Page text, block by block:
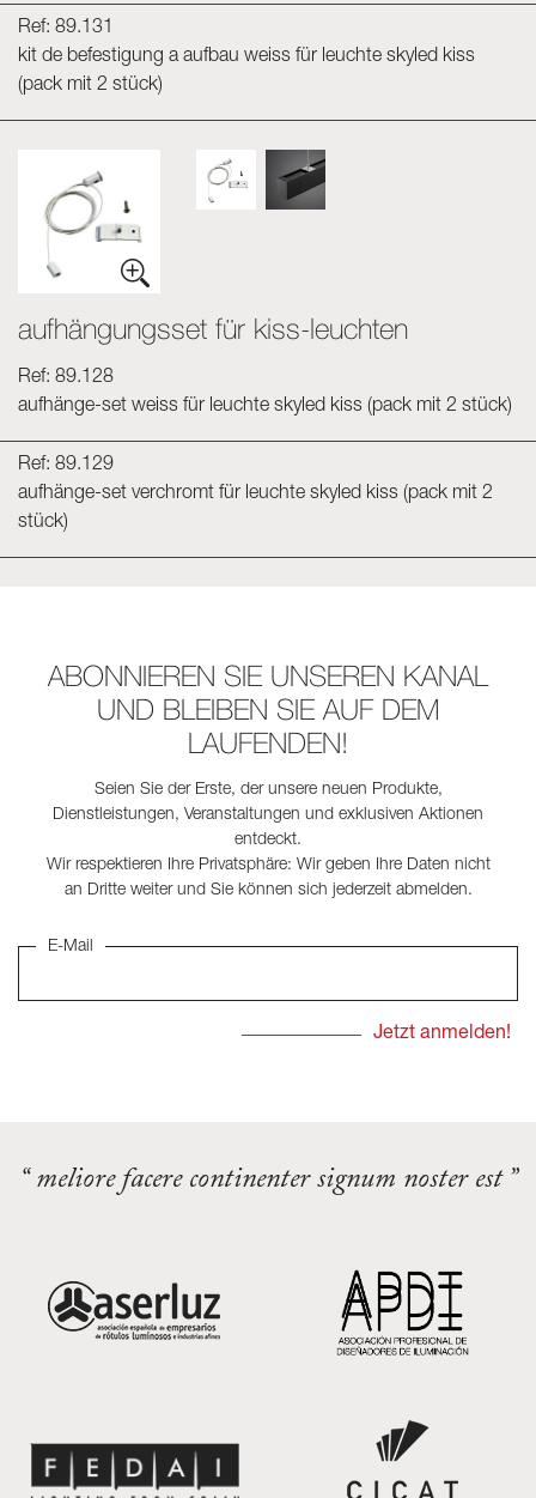
Ref: 89.131
kit de befestigung a aufbau weiss für leuchte skyled kiss
(pack mit 2 stück)
aufhängungsset für kiss-leuchten
Ref: 89.128
aufhänge-set weiss für leuchte skyled kiss (pack mit 2 stück)
Ref: 89.129
aufhänge-set verchromt für leuchte skyled kiss (pack mit 2
stück)
ABONNIEREN SIE UNSEREN KANAL
UND BLEIBEN SIE AUF DEM
LAUFENDEN!
Seien Sie der Erste, der unsere neuen Produkte,
Dienstleistungen, Veranstaltungen und exklusiven Aktionen
entdeckt.
Wir respektieren Ihre Privatsphäre: Wir geben Ihre Daten nicht
an Dritte weiter und Sie können sich jederzeit abmelden.
E-Mail
“ meliore facere continenter signum noster est ”